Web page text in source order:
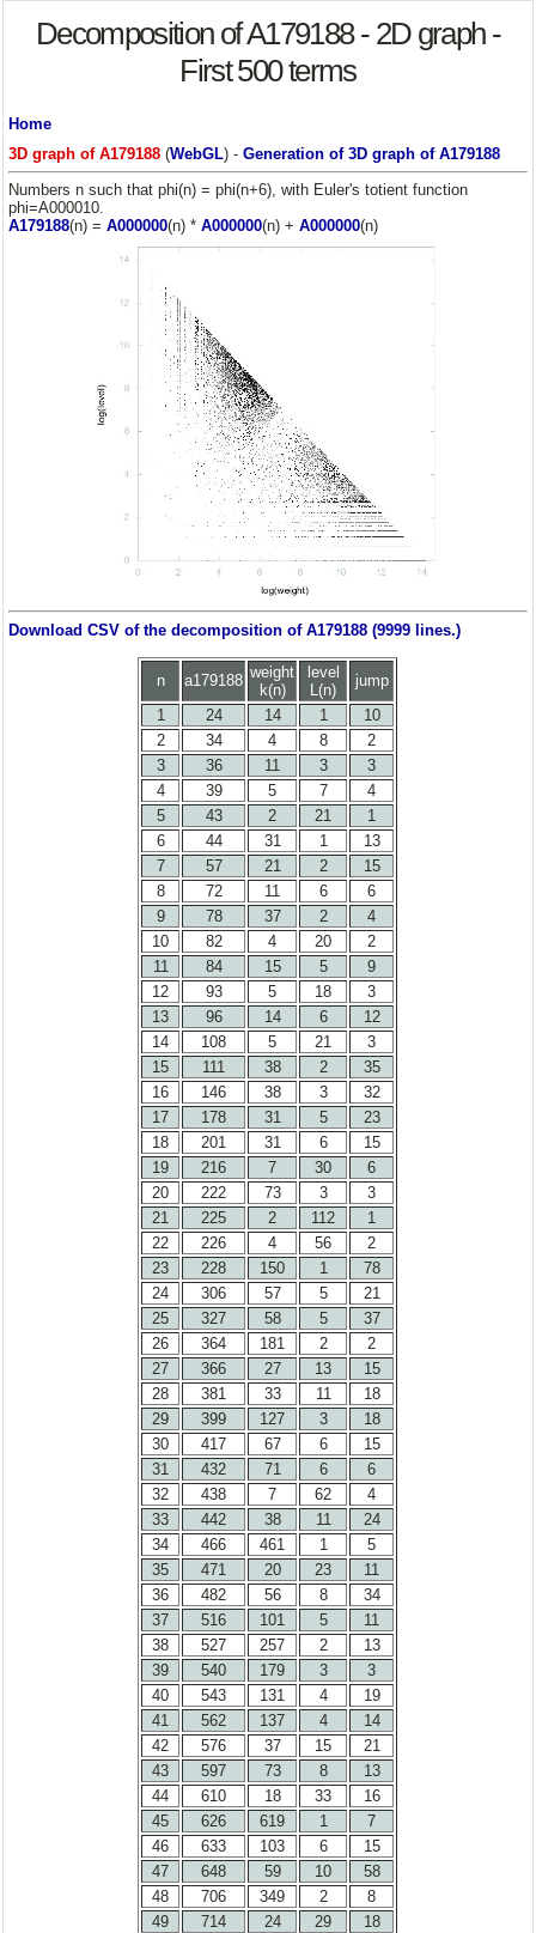
Decomposition of A179188 - 2D graph -
First 500 terms
Home
3D graph of A179188(WebGL) - Generation of 3D graph of A179188
Numbers n such that phi(n) = phi(n+6), with Euler's totient function
phi=A000010.
A179188(n) = A000000(n) * A000000(n) + A000000(n)
Download CSV of the decomposition of A179188 (9999 lines.)
n a179188 weight
k(n)
level
L(n)
jump
1
24 14 1
10
2
34 4 8
2
3
36 11 3
3
4
39 5 7
4
5
43 2 21
1
6
44 31 1
13
7
57 21 2
15
8
72 11 6
6
9
78 37 2
4
10
82 4 20
2
11
84 15 5
9
12
93 5 18
3
13
96 14 6
12
14
108 5 21
3
15
111 38 2
35
16
146 38 3
32
17
178 31 5
23
18
201 31 6
15
19
216 7 30
6
20
222 73 3
3
21
225 2 112
1
22
226 4 56
2
23
228 150 1
78
24
306 57 5
21
25
327 58 5
37
26
364 181 2
2
27
366 27 13
15
28
381 33 11
18
29
399 127 3
18
30
417 67 6
15
31
432 71 6
6
32
438 7 62
4
33
442 38 11
24
34
466 461 1
5
35
471 20 23
11
36
482 56 8
34
37
516 101 5
11
38
527 257 2
13
39
540 179 3
3
40
543 131 4
19
41
562 137 4
14
42
576 37 15
21
43
597 73 8
13
44
610 18 33
16
45
626 619 1
7
46
633 103 6
15
47
648 59 10
58
48
706 349 2
8
49
714 24 29
18